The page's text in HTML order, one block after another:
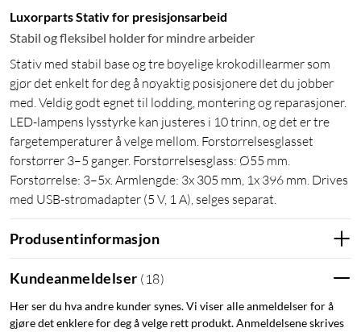
Luxorparts Stativ for presisjonsarbeid
Stabil og fleksibel holder for mindre arbeider
Stativ med stabil base og tre bøyelige krokodillearmer som
gjør det enkelt for deg å nøyaktig posisjonere det du jobber
med. Veldig godt egnet til lodding, montering og reparasjoner.
LED-lampens lysstyrke kan justeres i 10 trinn, og det er tre
fargetemperaturer å velge mellom. Forstørrelsesglasset
forstørrer 3–5 ganger. Forstørrelsesglass: Ø55 mm.
Forstørrelse: 3–5x. Armlengde: 3x 305 mm, 1x 396 mm. Drives
med USB-strømadapter (5 V, 1 A), selges separat.
Produsentinformasjon
Kundeanmeldelser ( 18)
Her ser du hva andre kunder synes. Vi viser alle anmeldelser for å
gjøre det enklere for deg å velge rett produkt. Anmeldelsene skrives